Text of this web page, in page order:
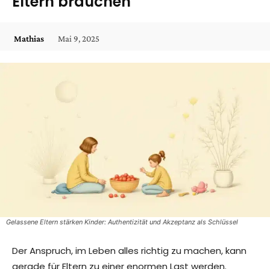
Mathias Mai 9, 2025
Gelassene Eltern stärken Kinder: Authentizität und Akzeptanz als Schlüssel
Der Anspruch, im Leben alles richtig zu machen, kann
gerade für Eltern zu einer enormen Last werden.